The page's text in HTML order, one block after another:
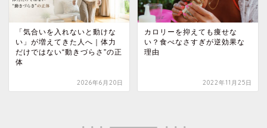
「気合いを入れないと動けな
い」が増えてきた人へ｜体力
だけではない“動きづらさ”の正
体
2026年6月20日
カロリーを抑えても痩せな
い？食べなさすぎが逆効果な
理由
2022年11月25日